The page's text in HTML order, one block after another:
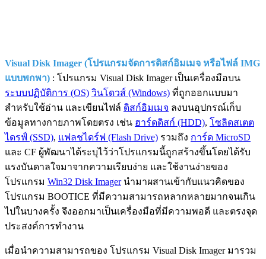
Visual Disk Imager (โปรแกรมจัดการดิสก์อิมเมจ หรือไฟล์ IMG
แบบพกพา) : โปรแกรม Visual Disk Imager เป็นเครื่องมือบน
ระบบปฏิบัติการ (OS) วินโดวส์ (Windows) ที่ถูกออกแบบมา
สำหรับใช้อ่าน และเขียนไฟล์ ดิสก์อิมเมจ ลงบนอุปกรณ์เก็บ
ข้อมูลทางกายภาพโดยตรง เช่น ฮาร์ดดิสก์ (HDD), โซลิดสเตต
ไดรฟ์ (SSD), แฟลชไดร์ฟ (Flash Drive) รวมถึง การ์ด MicroSD
และ CF ผู้พัฒนาได้ระบุไว้ว่าโปรแกรมนี้ถูกสร้างขึ้นโดยได้รับ
แรงบันดาลใจมาจากความเรียบง่าย และใช้งานง่ายของ
โปรแกรม Win32 Disk Imagerนำมาผสานเข้ากับแนวคิดของ
โปรแกรม BOOTICE ที่มีความสามารถหลากหลายมากจนเกิน
ไปในบางครั้ง จึงออกมาเป็นเครื่องมือที่มีความพอดี และตรงจุด
ประสงค์การทำงาน
เมื่อนำความสามารถของ โปรแกรม Visual Disk Imager มารวม